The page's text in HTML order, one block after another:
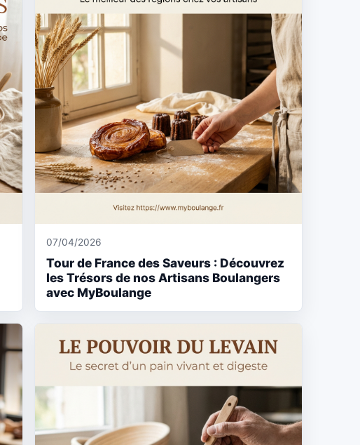
07/04/2026
Tour de France des Saveurs : Découvrez
les Trésors de nos Artisans Boulangers
avec MyBoulange